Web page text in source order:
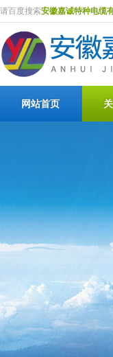
请百度搜索安徽嘉诚特种电缆
网站首页